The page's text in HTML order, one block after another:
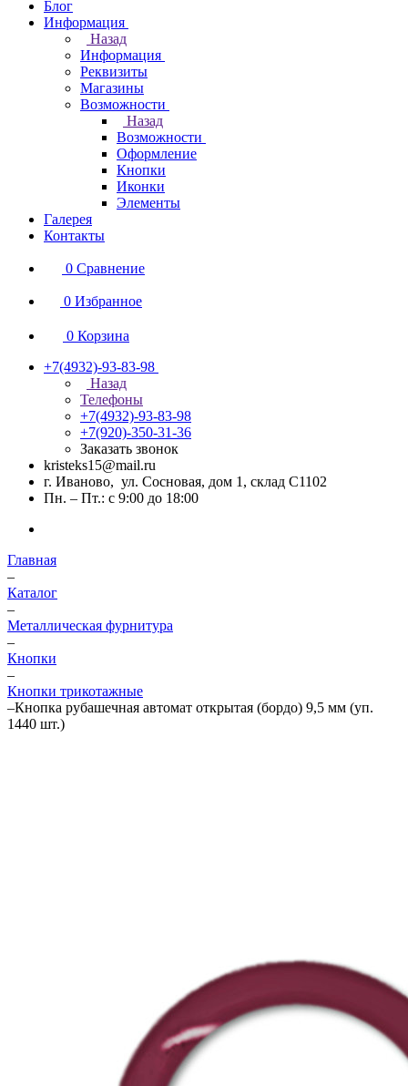
Блог
Информация
Назад
Информация
Реквизиты
Магазины
Возможности
Назад
Возможности
Оформление
Кнопки
Иконки
Элементы
Галерея
Контакты
0 Сравнение
0 Избранное
0 Корзина
+7(4932)-93-83-98
Назад
Телефоны
+7(4932)-93-83-98
+7(920)-350-31-36
Заказать звонок
kristeks15@mail.ru
г. Иваново, ул. Сосновая, дом 1, склад С1102
Пн. – Пт.: с 9:00 до 18:00
Главная
–
Каталог
–
Металлическая фурнитура
–
Кнопки
–
Кнопки трикотажные
–Кнопка рубашечная автомат открытая (бордо) 9,5 мм (уп.
1440 шт.)